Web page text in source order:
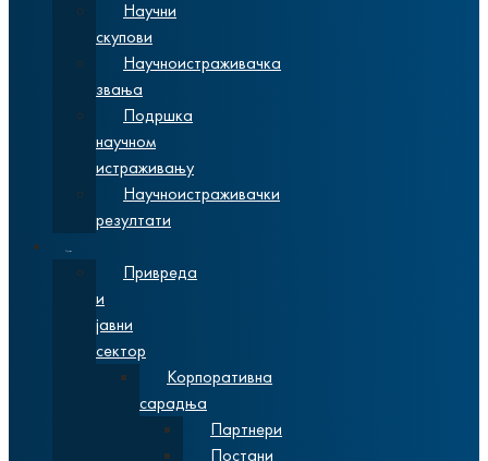
Научни
скупови
Научноистраживачка
звања
Подршка
научном
истраживању
Научноистраживачки
резултати
Привреда
и
јавни
сектор
Корпоративна
сарадња
Партнери
Постани